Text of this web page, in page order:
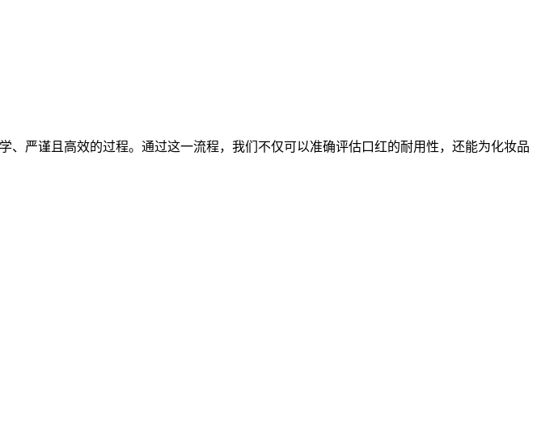
、严谨且高效的过程。通过这一流程，我们不仅可以准确评估口红的耐用性，还能为化妆品